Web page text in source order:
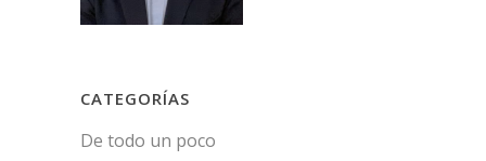
CATEGORÍAS
De todo un poco